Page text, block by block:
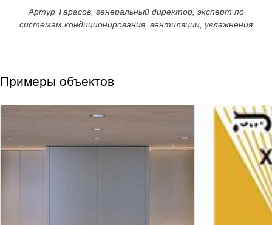
Артур Тарасов, генеральный директор, эксперт по
системам кондиционирования, вентиляции, увлажнения
Примеры объектов